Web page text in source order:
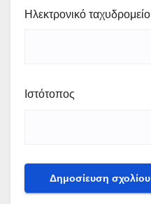
Ηλεκτρονικό ταχυδρομείο
Ιστότοπος